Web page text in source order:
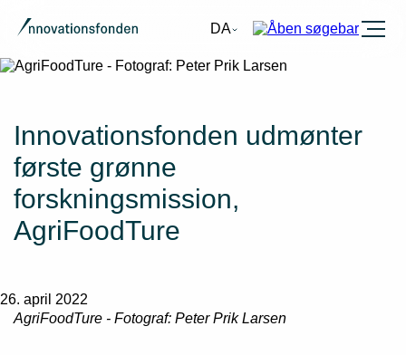
DA Burger
Innovationsfonden udmønter
første grønne
forskningsmission,
AgriFoodTure
26. april 2022
AgriFoodTure - Fotograf: Peter Prik Larsen